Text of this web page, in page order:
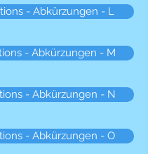
- Abkürzungen - L
- Abkürzungen - M
- Abkürzungen - N
- Abkürzungen - O